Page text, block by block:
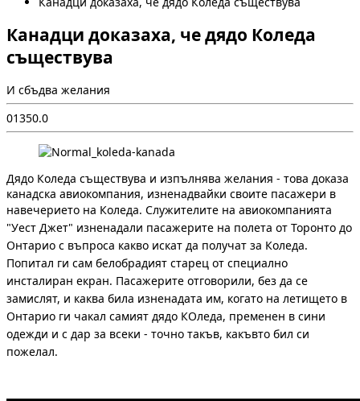
Канадци доказаха, че дядо Коледа
съществува
И сбъдва желания
01350.0
Дядо Коледа съществува и изпълнява желания - това доказа
канадска авиокомпания, изненадвайки своите пасажери в
навечерието на Коледа. Служителите на авиокомпанията
"Уест Джет" изненадали пасажерите на полета от Торонто до
Онтарио с въпроса какво искат да получат за Коледа.
Попитал ги сам белобрадият старец от специално
инсталиран екран. Пасажерите отговорили, без да се
замислят, и каква била изненадата им, когато на летището в
Онтарио ги чакал самият дядо КОледа, пременен в сини
одежди и с дар за всеки - точно такъв, какъвто бил си
пожелал.